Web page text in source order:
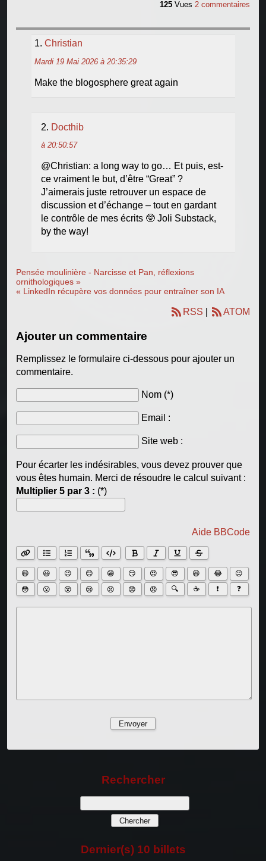
125 Vues2 commentaires
Christian
Mardi 19 Mai 2026 à 20:35:29
Make the blogosphere great again
Docthib
à 20:50:57
@Christian: a long way to go… Et puis, est-
ce vraiment le but, d’être “Great” ?
J’aimerais juste retrouver un espace de
discussion et d’échange – tout en gardant
le contrôle de mes écrits 🤓 Joli Substack,
by the way!
Pensée moulinière - Narcisse et Pan, réflexions
ornithologiques »
« LinkedIn récupère vos données pour entraîner son IA
RSS ATOM
Ajouter un commentaire
Remplissez le formulaire ci-dessous pour ajouter un
commentaire.
Nom (*)
Email :
Site web :
Pour écarter les indésirables, vous devez prouver que
vous êtes humain. Merci de résoudre le calcul suivant :
Multiplier 5 par 3 : (*)
Aide BBCode
😄 😃 😉 😊 😁 😏 😍 😎 😆 😂
😐
😳
😮 😵 😢 😣 😟 😠 🔍 ☕ ❗ ❓
Rechercher
Dernier(s) 10 billets